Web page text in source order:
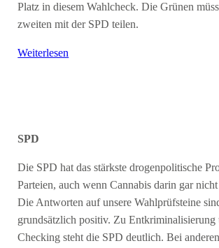
Platz in diesem Wahlcheck. Die Grünen
zweiten mit der SPD teilen.
Weiterlesen
SPD
Die SPD hat das stärkste drogenpolitische
Parteien, auch wenn Cannabis darin gar
Die Antworten auf unsere Wahlprüfsteine
grundsätzlich positiv. Zu
Checking steht die SPD deutlich. Bei